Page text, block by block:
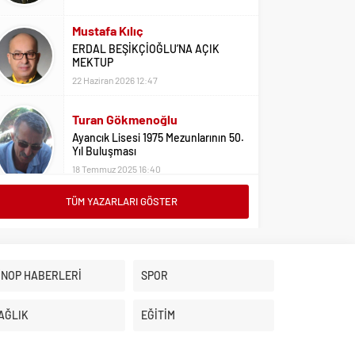
Mustafa Kılıç
ERDAL BEŞİKÇİOĞLU’NA AÇIK
MEKTUP
22 Haziran 2026 12:47
Turan Gökmenoğlu
Ayancık Lisesi 1975 Mezunlarının 50.
Yıl Buluşması
18 Temmuz 2025 16:40
Adil Yıldız
Üniversite Tercihleri İçin Öneriler
TÜM YAZARLARI GÖSTER
HABERLERİ SPOR
EĞİTİM